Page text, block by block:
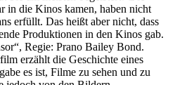
in die Kinos kamen, haben nicht
erfüllt. Das heißt aber nicht, dass
Produktionen in den Kinos gab.
Regie: Prano Bailey Bond.
erzählt die Geschichte eines
es ist, Filme zu sehen und zu